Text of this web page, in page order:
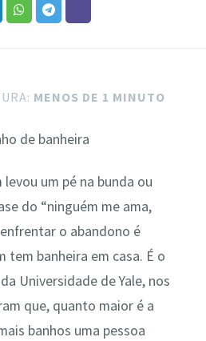
MENOS DE 1 MINUTO
um pé na bunda ou
do “ninguém me ama,
o abandono é
tem banheira em casa. É o
Universidade de Yale, nos
que, quanto maior é a
banhos uma pessoa